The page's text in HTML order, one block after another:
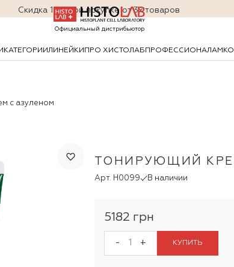
Cкидка 10% при покупке от 3х товаров
Официальный дистрибьютор
КАТЕГОРИИЛИНЕЙКИ ПРО ХИСТОЛАБ ПРОФЕССИОНАЛАМ
с азуленом
ТОНИРУЮЩИЙ
Арт. H0099 В наличии
5182 грн
- + КУПИТЬ